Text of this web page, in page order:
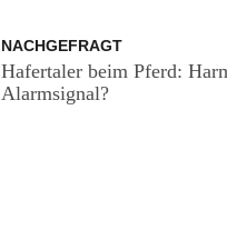
NACHGEFRAGT
Hafertaler beim Pferd:
Alarmsignal?